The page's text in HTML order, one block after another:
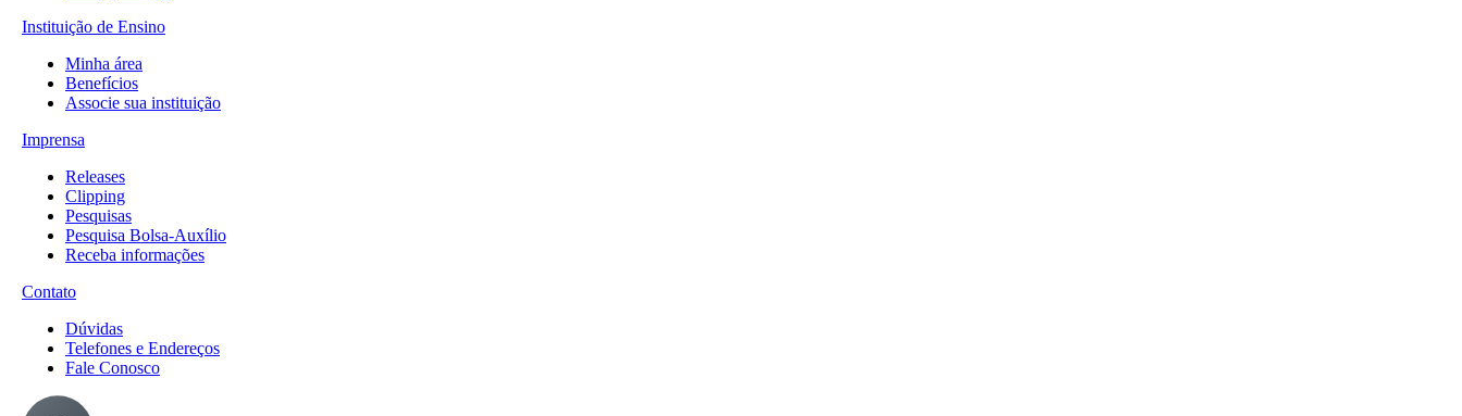
Instituição de Ensino
Minha área
Benefícios
Associe sua instituição
Imprensa
Releases
Clipping
Pesquisas
Pesquisa Bolsa-Auxílio
Receba informações
Contato
Dúvidas
Telefones e Endereços
Fale Conosco